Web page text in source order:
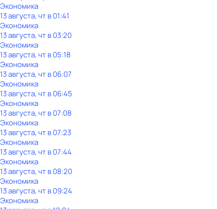
Экономика
13 августа, чт в 01:41
Экономика
13 августа, чт в 03:20
Экономика
13 августа, чт в 05:18
Экономика
13 августа, чт в 06:07
Экономика
13 августа, чт в 06:45
Экономика
13 августа, чт в 07:08
Экономика
13 августа, чт в 07:23
Экономика
13 августа, чт в 07:44
Экономика
13 августа, чт в 08:20
Экономика
13 августа, чт в 09:24
Экономика